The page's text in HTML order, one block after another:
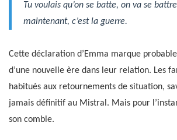
Tu voulais qu’on se batte, on va se
maintenant, c’est la guerre.
Cette déclaration d’Emma marque
d’une nouvelle ère dans leur relation. Les
habitués aux retournements de situation,
jamais définitif au Mistral. Mais pour
son comble.